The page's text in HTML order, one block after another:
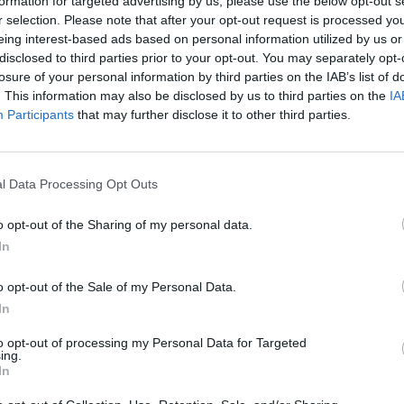
selection. Please note that after your opt-out request is processed
interest-based ads based on personal information utilized by us
to third parties prior to your opt-out. You may separately
of your personal information by third parties on the IAB’s list of
This information may also be disclosed by us to third parties on the
Participants that may further disclose it to other third parties.
Data Processing Opt Outs
opt-out of the Sharing of my personal data.
opt-out of the Sale of my Personal Data.
opt-out of processing my Personal Data for Targeted
3 à 0 sur le Niger dans leur dernier match
Les Black Stars sont à la tête du groupe
avec 7 points et vont maintenant
rencontrer le Cap-Vert, surprenant quart de
finaliste, en 4èmes de finale au même
rapide sous le feu de Asamoah Gyan.
but, avant que John Boye n’assure les
Adomah adressa une transversale à